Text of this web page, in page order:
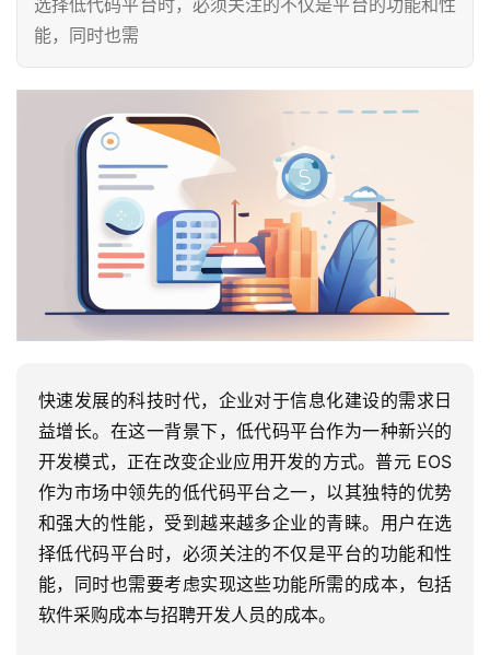
选择低代码平台时，必须关注的不仅是平台的功能和性
能，同时也需
快速发展的科技时代，企业对于信息化建设的需求日
益增长。在这一背景下，低代码平台作为一种新兴的
开发模式，正在改变企业应用开发的方式。普元 EOS
作为市场中领先的低代码平台之一，以其独特的优势
和强大的性能，受到越来越多企业的青睐。用户在选
择低代码平台时，必须关注的不仅是平台的功能和性
能，同时也需要考虑实现这些功能所需的成本，包括
软件采购成本与招聘开发人员的成本。